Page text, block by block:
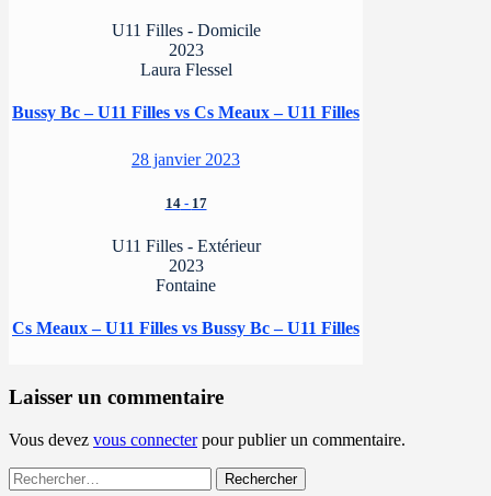
U11 Filles - Domicile
2023
Laura Flessel
Bussy Bc – U11 Filles vs Cs Meaux – U11 Filles
28 janvier 2023
14- 17
U11 Filles - Extérieur
2023
Fontaine
Cs Meaux – U11 Filles vs Bussy Bc – U11 Filles
Laisser un commentaire
Vous devez vous connecterpour publier un commentaire.
Rechercher :